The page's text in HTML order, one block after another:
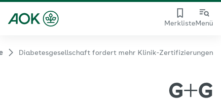
MerklisteMenü
Diabetesgesellschaft fordert mehr Klinik-Zertifizierungen